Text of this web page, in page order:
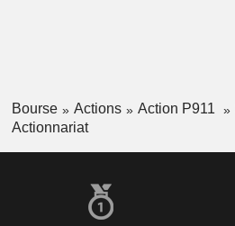
Bourse Actions Action P911
Actionnariat